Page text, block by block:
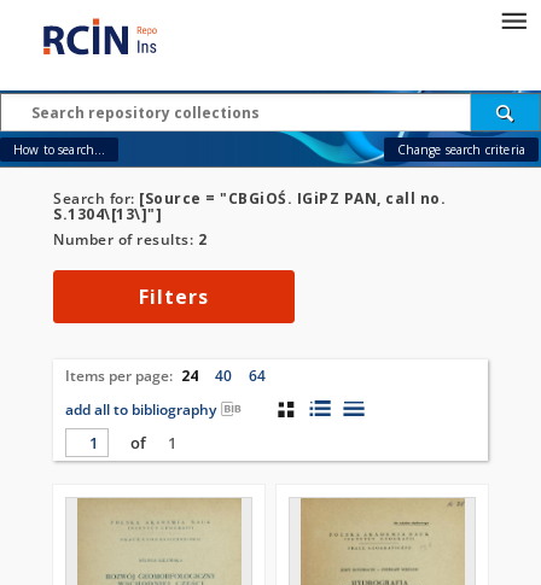
How to search... Change search criteria
Search for: [Source = "CBGiOŚ. IGiPZ PAN, call no.
S.1304\[13\]"]
Number of results: 2
Filters
Items per page: 24 40
64
add all to bibliography
of
1